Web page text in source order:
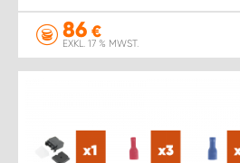
86 €
EXKL. 17 % MWST.